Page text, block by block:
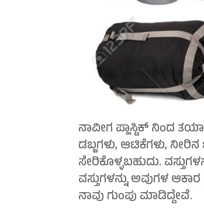
ನಾವೀಗ ಪ್ಲಾಸ್ಟಿಕ್ ನಿಂದ
ಡಬ್ಬಗಳು, ಆಟಿಕೆಗಳು,
ಸೇರಿಕೊಳ್ಳಬಹುದು.
ವಸ್ತುಗಳನ್ನು ಅವುಗಳ
ನಾವು ಗುಂಪು ಮಾಡಿದ್ದೇವೆ.